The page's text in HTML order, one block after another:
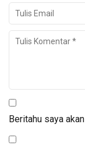
Beritahu saya